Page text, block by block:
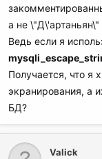
а не \"Д\'артаньян\"
Ведь если я
Получается, что я
экранирования, а
БД?
Valick